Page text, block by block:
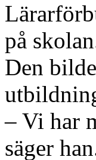
på
Den
– Vi har
säger